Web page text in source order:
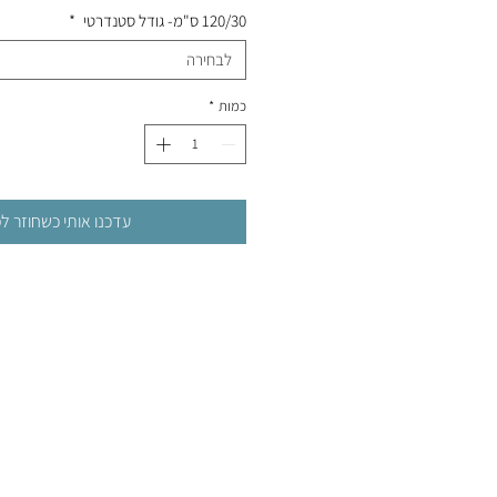
120/30 ס"מ- גודל סטנדרטי
*
לבחירה
כמות *
עדכנו אותי כשחוזר